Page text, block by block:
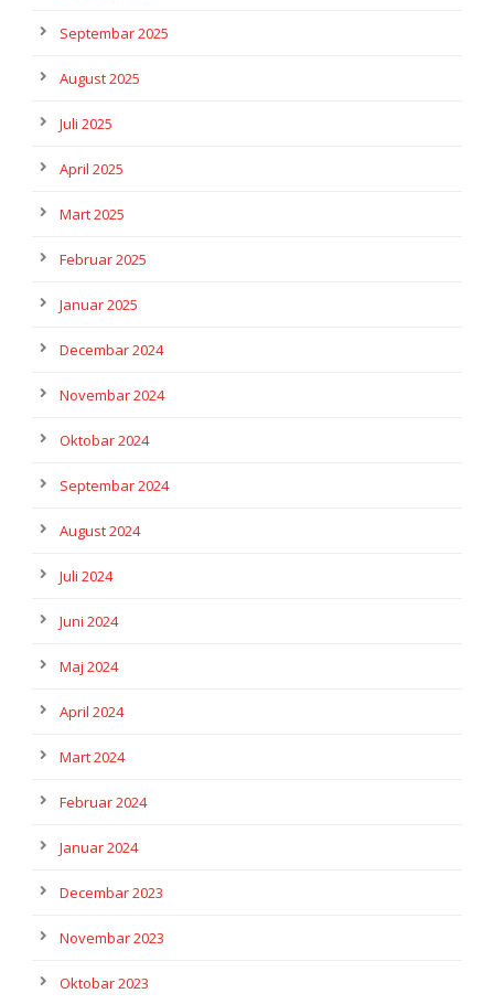
Septembar 2025
August 2025
Juli 2025
April 2025
Mart 2025
Februar 2025
Januar 2025
Decembar 2024
Novembar 2024
Oktobar 2024
Septembar 2024
August 2024
Juli 2024
Juni 2024
Maj 2024
April 2024
Mart 2024
Februar 2024
Januar 2024
Decembar 2023
Novembar 2023
Oktobar 2023